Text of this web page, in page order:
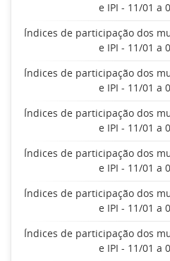
e IPI - 11/01 a
Índices de participação dos
e IPI - 11/01 a
Índices de participação dos
e IPI - 11/01 a
Índices de participação dos
e IPI - 11/01 a
Índices de participação dos
e IPI - 11/01 a
Índices de participação dos
e IPI - 11/01 a
Índices de participação dos
e IPI - 11/01 a